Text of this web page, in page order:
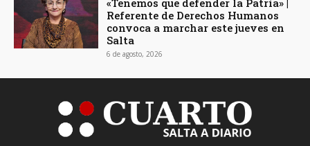
Referente de Derechos Humanos
convoca a marchar este jueves en
Salta
6 de agosto, 2026